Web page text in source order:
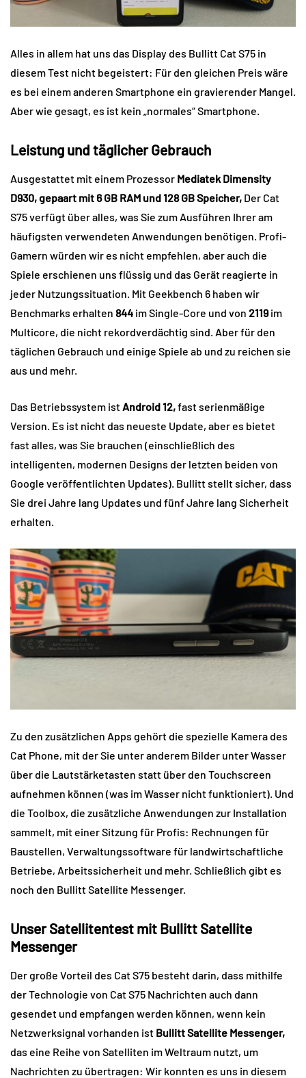
Alles in allem hat uns das Display des Bullitt Cat S75 in
diesem Test nicht begeistert: Für den gleichen Preis wäre
es bei einem anderen Smartphone ein gravierender Mangel.
Aber wie gesagt, es ist kein „normales“ Smartphone.
Leistung und täglicher Gebrauch
Ausgestattet mit einem Prozessor Mediatek Dimensity
D930, gepaart mit 6 GB RAM und 128 GB Speicher, Der Cat
S75 verfügt über alles, was Sie zum Ausführen Ihrer am
häufigsten verwendeten Anwendungen benötigen. Profi-
Gamern würden wir es nicht empfehlen, aber auch die
Spiele erschienen uns flüssig und das Gerät reagierte in
jeder Nutzungssituation. Mit Geekbench 6 haben wir
Benchmarks erhalten 844 im Single-Core und von 2119im
Multicore, die nicht rekordverdächtig sind. Aber für den
täglichen Gebrauch und einige Spiele ab und zu reichen sie
aus und mehr.
Das Betriebssystem istAndroid 12,fast serienmäßige
Version. Es ist nicht das neueste Update, aber es bietet
fast alles, was Sie brauchen (einschließlich des
intelligenten, modernen Designs der letzten beiden von
Google veröffentlichten Updates). Bullitt stellt sicher, dass
Sie drei Jahre lang Updates und fünf Jahre lang Sicherheit
erhalten.
Zu den zusätzlichen Apps gehört die spezielle Kamera des
Cat Phone, mit der Sie unter anderem Bilder unter Wasser
über die Lautstärketasten statt über den Touchscreen
aufnehmen können (was im Wasser nicht funktioniert). Und
die Toolbox, die zusätzliche Anwendungen zur Installation
sammelt, mit einer Sitzung für Profis: Rechnungen für
Baustellen, Verwaltungssoftware für landwirtschaftliche
Betriebe, Arbeitssicherheit und mehr. Schließlich gibt es
noch den Bullitt Satellite Messenger.
Unser Satellitentest mit Bullitt Satellite
Messenger
Der große Vorteil des Cat S75 besteht darin, dass mithilfe
der Technologie von Cat S75 Nachrichten auch dann
gesendet und empfangen werden können, wenn kein
Netzwerksignal vorhanden ist Bullitt Satellite Messenger,
das eine Reihe von Satelliten im Weltraum nutzt, um
Nachrichten zu übertragen: Wir konnten es uns in diesem